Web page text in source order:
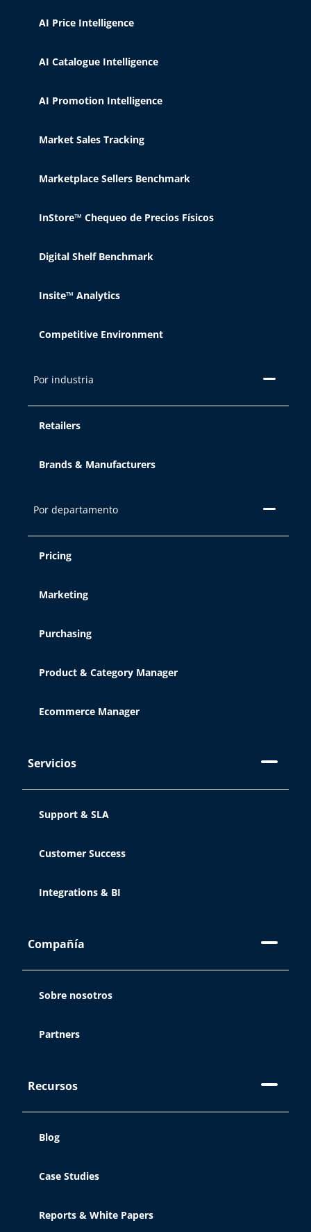
AI Price Intelligence
AI Catalogue Intelligence
AI Promotion Intelligence
Market Sales Tracking
Marketplace Sellers Benchmark
InStore™ Chequeo de Precios Físicos
Digital Shelf Benchmark
Insite™ Analytics
Competitive Environment
Por industria
Retailers
Brands & Manufacturers
Por departamento
Pricing
Marketing
Purchasing
Product & Category Manager
Ecommerce Manager
Servicios
Support & SLA
Customer Success
Integrations & BI
Compañía
Sobre nosotros
Partners
Recursos
Blog
Case Studies
Reports & White Papers